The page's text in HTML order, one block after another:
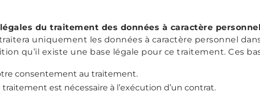
du traitement des données à caractère personnel
uniquement les données à caractère personnel
qu’il existe une base légale pour ce traitement. Ces
consentement au traitement.
traitement est nécessaire à l’exécution d’un contrat.